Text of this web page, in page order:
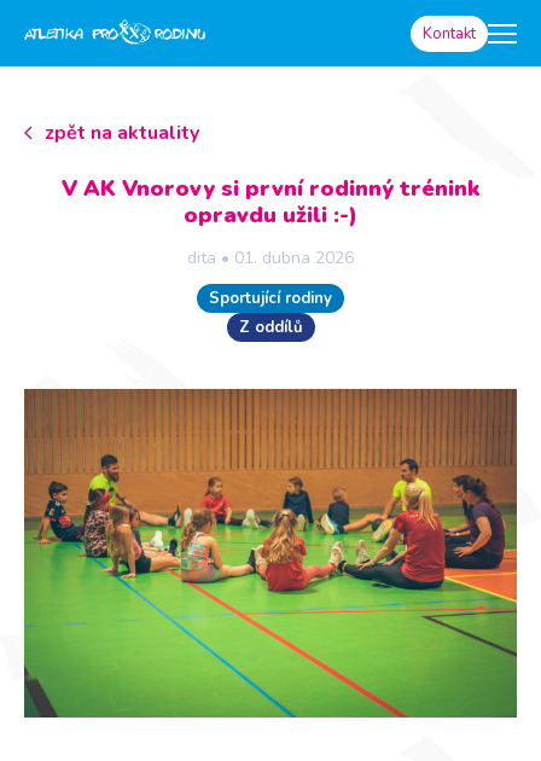
Kontakt
zpět na aktuality
V AK Vnorovy si první rodinný trénink
opravdu užili :-)
dita • 01. dubna 2026
Sportující rodiny
Z oddílů